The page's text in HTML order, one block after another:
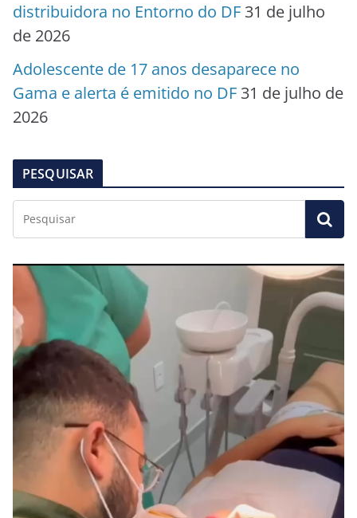
distribuidora no Entorno do DF 31 de julho
de 2026
Adolescente de 17 anos desaparece no
Gama e alerta é emitido no DF 31 de julho de
2026
PESQUISAR